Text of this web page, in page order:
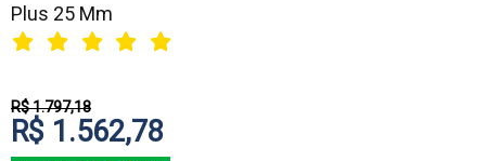
Plus 25 Mm
R$ 1.797,18
R$ 1.562,78